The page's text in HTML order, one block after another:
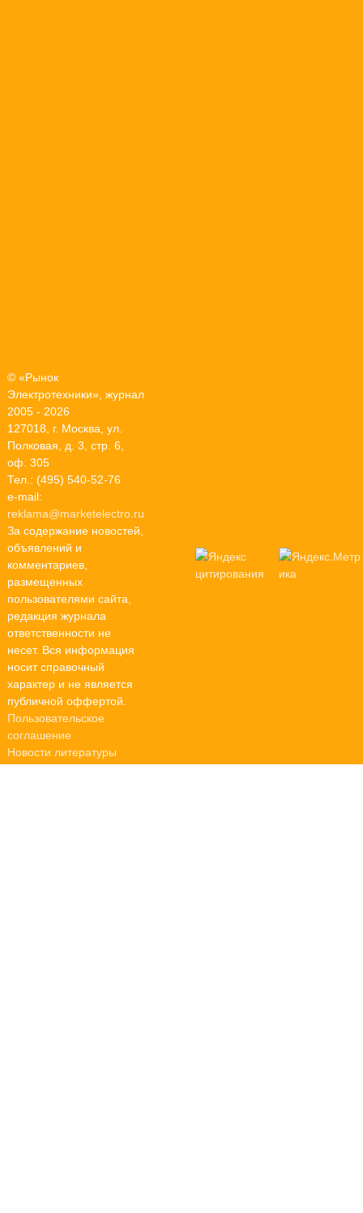
© «Рынок
Электротехники», журнал
2005 - 2026
127018, г. Москва, ул.
Полковая, д. 3, стр. 6,
оф. 305
Тел.: (495) 540-52-76
e-mail:
reklama@marketelectro.ru
За содержание новостей,
объявлений и
комментариев,
размещенных
пользователями сайта,
редакция журнала
ответственности не
несет. Вся информация
носит справочный
характер и не является
публичной оффертой.
Пользовательское
соглашение
Новости литературы